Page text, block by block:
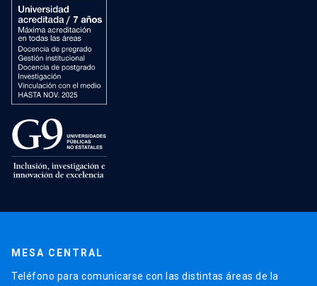
MESA CENTRAL
Teléfono para comunicarse con las distintas áreas de la